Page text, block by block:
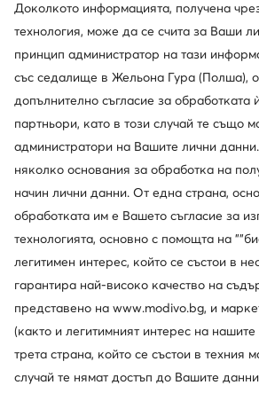
Доколкото информацията, получена
технология, може да се счита за Ваши
принцип администратор на тази
със седалище в Жельона Гура (Полша),
допълнително съгласие за обработката
партньори, като в този случай те също
администратори на Вашите лични
няколко основания за обработка на
начин лични данни. От една страна,
обработката им е Вашето съгласие за
технологията, основно с помощта на
легитимен интерес, който се състои в
гарантира най-високо качество на
представено на www.modivo.bg, и
(както и легитимният интерес на
трета страна, който се състои в техния
случай те нямат достъп до Вашите